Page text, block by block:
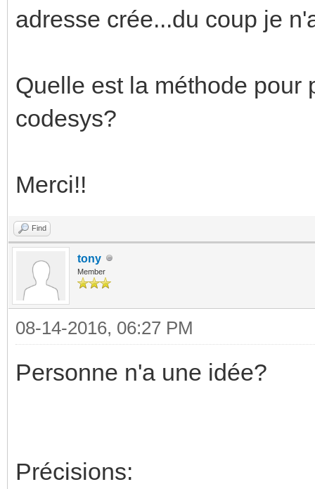
adresse crée...du coup je
Quelle est la méthode pour
codesys?
Merci!!
Find
tony
Member
08-14-2016, 06:27 PM
Personne n'a une idée?
Précisions: